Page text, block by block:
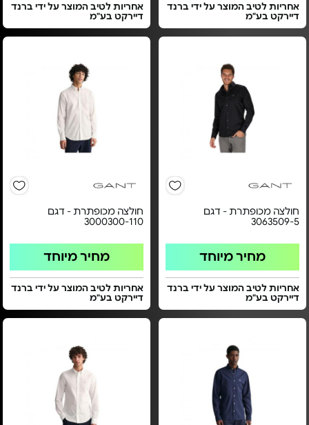
אחריות לטיב המוצר על ידי ברנד
דיירקט בע"מ
אחריות לטיב המוצר על ידי ברנד
דיירקט בע"מ
חולצה מכופתרת - דגם
3063509-5
מחיר מיוחד
אחריות לטיב המוצר על ידי ברנד
דיירקט בע"מ
חולצה מכופתרת - דגם
3000300-110
מחיר מיוחד
אחריות לטיב המוצר על ידי ברנד
דיירקט בע"מ